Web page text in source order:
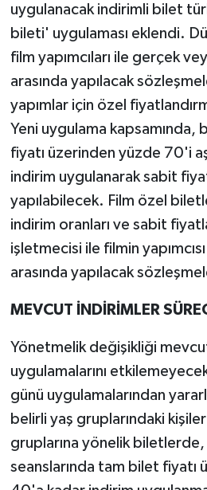
uygulanacak indirimli bilet
bileti' uygulaması eklendi.
film yapımcıları ile gerçek
arasında yapılacak
yapımlar için özel
Yeni uygulama
fiyatı üzerinden yüzde 70'i
indirim uygulanarak sabit
yapılabilecek. Film özel
indirim oranları ve sabit
işletmecisi ile filmin yapımcısı
arasında yapılacak
MEVCUT İNDİRİMLER
Yönetmelik değişikliği
uygulamalarını
günü uygulamalarından
belirli yaş gruplarındaki
gruplarına yönelik biletlerde,
seanslarında tam bilet fiyatı